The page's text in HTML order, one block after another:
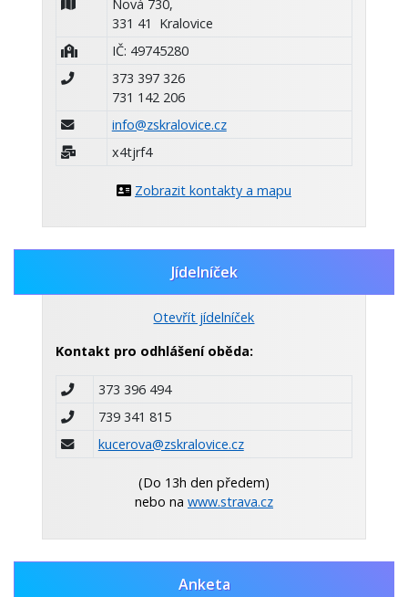
Nová 730,
331 41 Kralovice
IČ: 49745280
373 397 326
731 142 206
info@zskralovice.cz
x4tjrf4
Zobrazit kontakty a mapu
Jídelníček
Otevřít jídelníček
Kontakt pro odhlášení oběda:
373 396 494
739 341 815
kucerova@zskralovice.cz
(Do 13h den předem)
nebo na www.strava.cz
Anketa